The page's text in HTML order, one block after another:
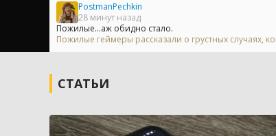
PostmanPechkin
28 минут назад
Пожилые...аж обидно стало.
Пожилые геймеры рассказали о грустных случаях,
СТАТЬИ